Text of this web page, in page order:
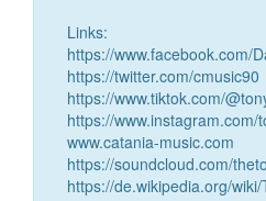
Links:
https://www.facebook.com/
https://twitter.com/cmusic90
https://www.tiktok.com/
https://www.instagram.com/
www.catania-music.com
https://soundcloud.com/
https://de.wikipedia.org/